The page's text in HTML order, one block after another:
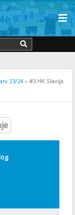
23/24» #3 HK Slavija